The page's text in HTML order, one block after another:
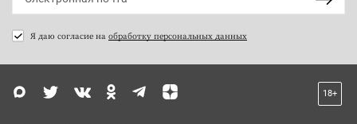
Я даю согласие на обработку персональных данных
18+